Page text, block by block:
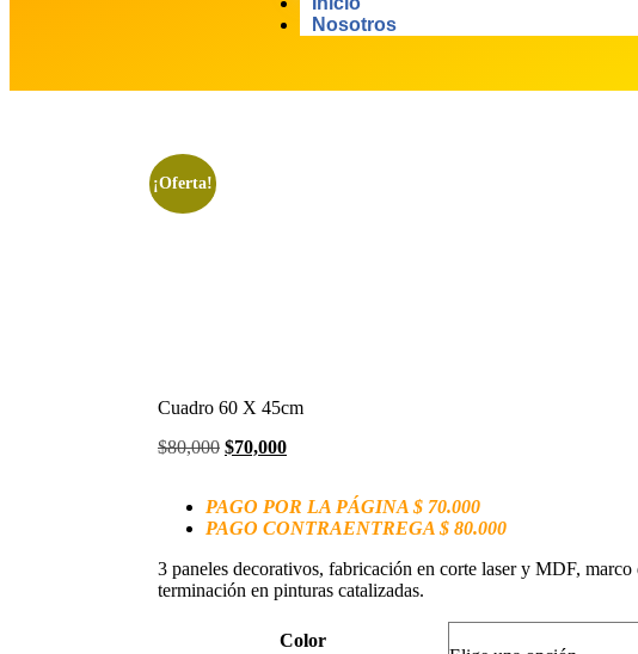
Nosotros
¡Oferta!
Cuadro 60 X 45cm
$80,000 $70,000
PAGO POR LA PÁGINA $ 70.000
PAGO CONTRAENTREGA $ 80.000
3 paneles decorativos, fabricación en corte laser y MDF,
terminación en pinturas catalizadas.
Color